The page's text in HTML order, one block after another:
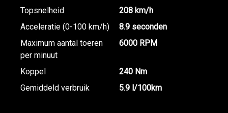
Topsnelheid
208 km/h
Acceleratie (0-100 km/h)
8.9 seconden
Maximum aantal toeren
per minuut
6000 RPM
Koppel
240 Nm
Gemiddeld verbruik
5.9 l/100km